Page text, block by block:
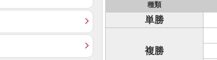
種類
単勝
複勝